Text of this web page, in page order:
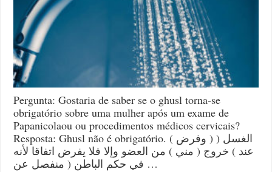
Pergunta: Gostaria de saber se o ghusl torna-se
obrigatório sobre uma mulher após um exame de
Papanicolaou ou procedimentos médicos cervicais?
Resposta: Ghusl não é obrigatório. ( وفرض ) الغسل (
عند ) خروج ( مني ) من العضو وإلا فلا يفرض اتفاقا لأنه
في حكم الباطن ( منفصل عن …